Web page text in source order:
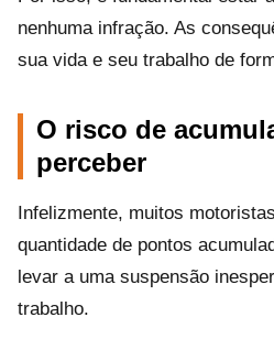
nenhuma infração. As
sua vida e seu trabalho de
O risco de
perceber
Infelizmente, muitos
quantidade de pontos
levar a uma suspensão
trabalho.